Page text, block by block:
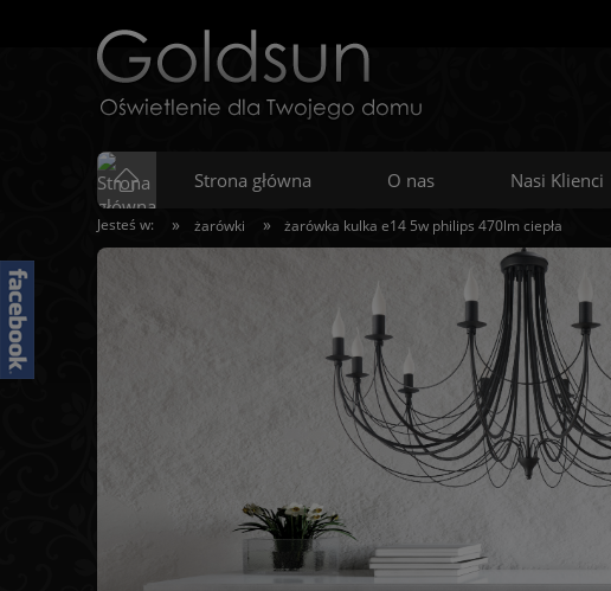
Strona główna O nas Nasi Klienci
Jesteś w: » żarówki » żarówka kulka e14 5w philips 470lm ciepła